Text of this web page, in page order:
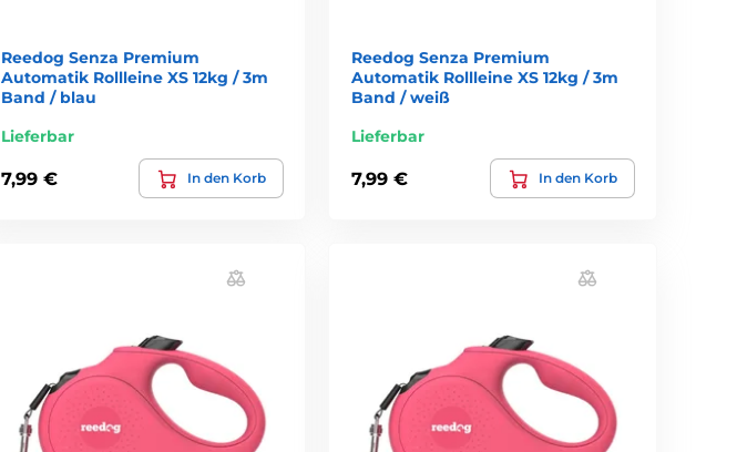
Reedog Senza Premium
Automatik Rollleine XS 12kg / 3m
Band / blau
Lieferbar
7,99 € In den Korb
Reedog Senza Premium
Automatik Rollleine XS 12kg / 3m
Band / weiß
Lieferbar
7,99 € In den Korb